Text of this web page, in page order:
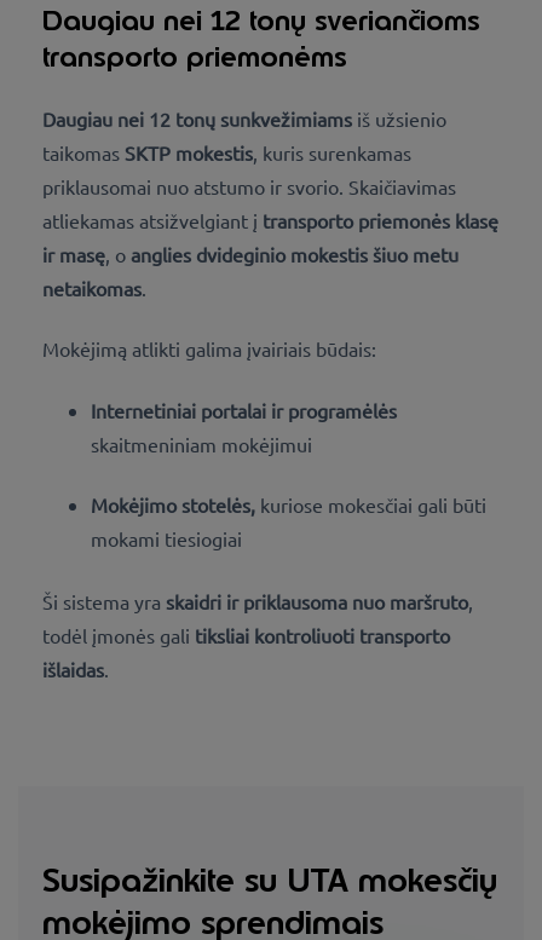
Daugiau nei 12 tonų sveriančioms
transporto priemonėms
Daugiau nei 12 tonų sunkvežimiams iš užsienio
taikomas SKTP mokestis, kuris surenkamas
priklausomai nuo atstumo ir svorio. Skaičiavimas
atliekamas atsižvelgiant į transporto priemonės klasę
ir masę, o anglies dvideginio mokestis šiuo metu
netaikomas.
Mokėjimą atlikti galima įvairiais būdais:
Internetiniai portalai ir programėlės
skaitmeniniam mokėjimui
Mokėjimo stotelės, kuriose mokesčiai gali būti
mokami tiesiogiai
Ši sistema yra skaidri ir priklausoma nuo maršruto,
todėl įmonės gali tiksliai kontroliuoti transporto
išlaidas.
Susipažinkite su UTA mokesčių
mokėjimo sprendimais